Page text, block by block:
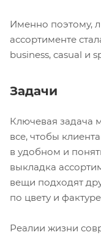
Именно поэтому,
ассортименте
business, casual и
Задачи
Ключевая задача
все, чтобы
в удобном и
выкладка
вещи подходят
по цвету и
Реалии жизни